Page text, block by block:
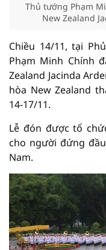
Thủ tướng Phạm
New Zealand
Chiều 14/11, tại
Phạm Minh Chính
Zealand Jacinda
hòa New Zealand
14-17/11.
Lễ đón được tổ
cho người đứng
Nam.